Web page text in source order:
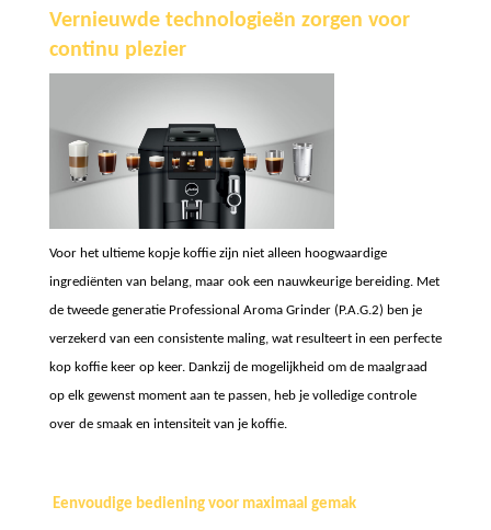
Vernieuwde technologieën zorgen voor
continu plezier
Voor het ultieme kopje koffie zijn niet alleen hoogwaardige
ingrediënten van belang, maar ook een nauwkeurige bereiding. Met
de tweede generatie Professional Aroma Grinder (P.A.G.2) ben je
verzekerd van een consistente maling, wat resulteert in een perfecte
kop koffie keer op keer. Dankzij de mogelijkheid om de maalgraad
op elk gewenst moment aan te passen, heb je volledige controle
over de smaak en intensiteit van je koffie.
Eenvoudige bediening voor maximaal gemak